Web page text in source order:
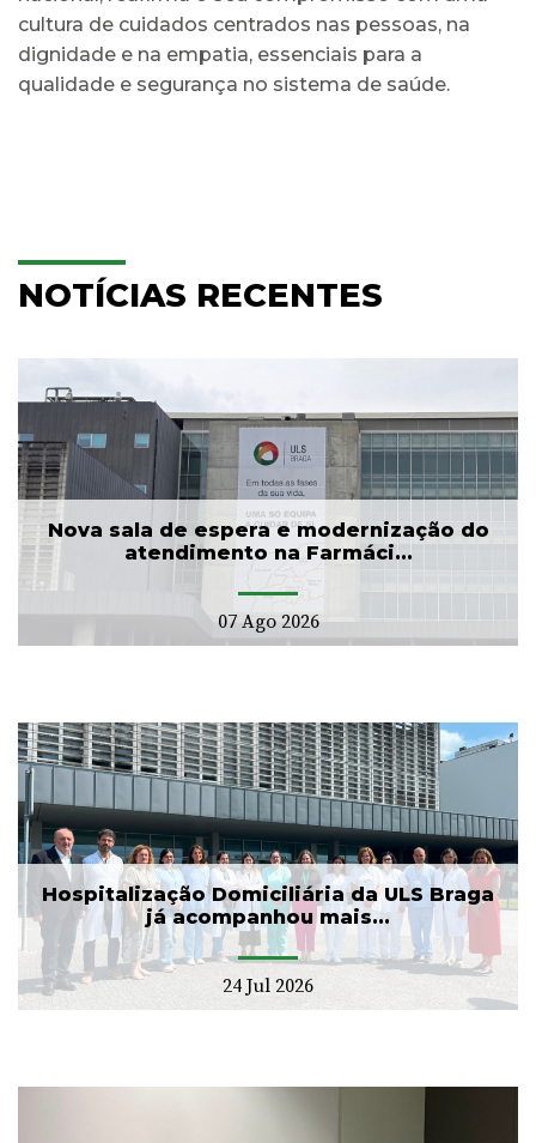
cultura de cuidados centrados nas pessoas, na
dignidade e na empatia, essenciais para a
qualidade e segurança no sistema de saúde.
NOTÍCIAS RECENTES
Nova sala de espera e modernização do
atendimento na Farmáci...
07 Ago 2026
Hospitalização Domiciliária da ULS Braga
já acompanhou mais...
24 Jul 2026